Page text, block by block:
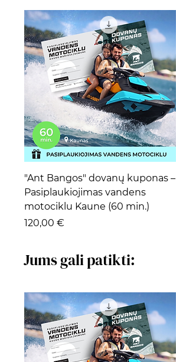
"Ant Bangos" dovanų kuponas –
Pasiplaukiojimas vandens
motociklu Kaune (60 min.)
Kaina
120,00 €
Jums gali patikti: